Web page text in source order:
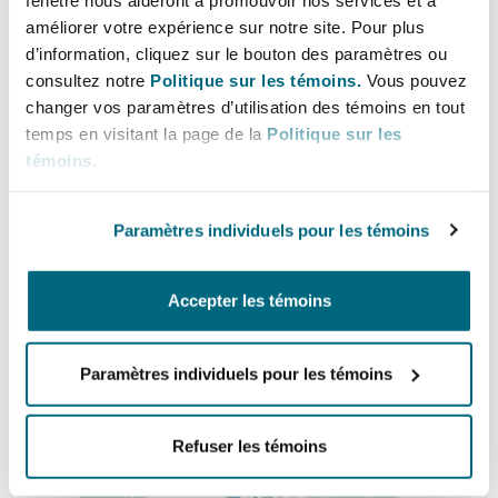
améliorer votre expérience sur notre site. Pour plus
d’information, cliquez sur le bouton des paramètres ou
consultez notre Politique sur les témoins. Vous pouvez
changer vos paramètres d’utilisation des témoins en tout
temps en visitant la page de la Politique sur les
témoins
Paramètres individuels pour les témoins
Accepter les témoins
Paramètres individuels pour les témoins
Refuser les témoins
Entretien, réparation et
Droit aérien commercial
Droit réglementaire
Couverture d’assurance
Risques politiques et crédit
Responsabilité du fabricant
produits
Assurance biens
Jersey
County
Lignes directes
+441612402801
devon-lee.andries@clydeco.com
Manchester, 2 New Bailey
Régions couvertes